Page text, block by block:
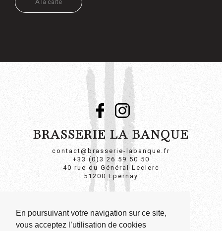
En poursuivant votre navigation sur ce site,
vous acceptez l’utilisation de cookies
À la carte
BRASSERIE LA BANQUE
contact@brasserie-labanque.fr
+33 (0)3 26 59 50 50
40 rue du Général Leclerc
51200 Epernay
POLITIQUE DE CONFIDENTIALITÉ
MENTIONS LÉGALES